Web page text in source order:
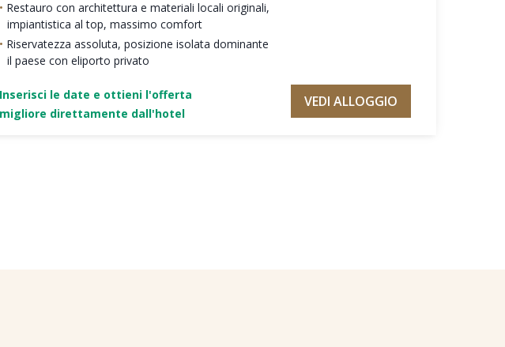
Restauro con architettura e materiali locali originali,
impiantistica al top, massimo comfort
Riservatezza assoluta, posizione isolata dominante
il paese con eliporto privato
Inserisci le date e ottieni l'offerta
migliore direttamente dall'hotel
VEDI ALLOGGIO